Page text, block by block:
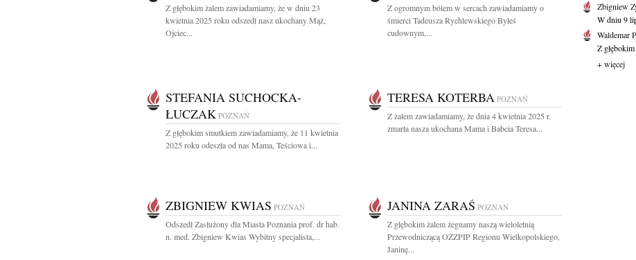
Z głębokim żalem zawiadamiamy, że w dniu 23
kwietnia 2025 roku odszedł nasz ukochany Mąż,
Ojciec...
Z ogromnym bólem w sercach zawiadamiamy o
śmierci Tadeusza Rychlewskiego Byłeś
cudownym,...
STEFANIA SUCHOCKA-
ŁUCZAK POZNAŃ
Z głębokim smutkiem zawiadamiamy, że 11 kwietnia
2025 roku odeszła od nas Mama, Teściowa i...
TERESA KOTERBA POZNAŃ
Z żalem zawiadamiamy, że dnia 4 kwietnia 2025 r.
zmarła nasza ukochana Mama i Babcia Teresa...
ZBIGNIEW KWIAS POZNAŃ
Odszedł Zasłużony dla Miasta Poznania prof. dr hab.
n. med. Zbigniew Kwias Wybitny specjalista,...
JANINA ZARAŚ POZNAŃ
Z głębokim żalem żegnamy naszą wieloletnią
Przewodniczącą OZZPIP Regionu Wielkopolskiego,
Janinę...
Zbigniew
W dniu 9
Waldemar
Z
+ więcej